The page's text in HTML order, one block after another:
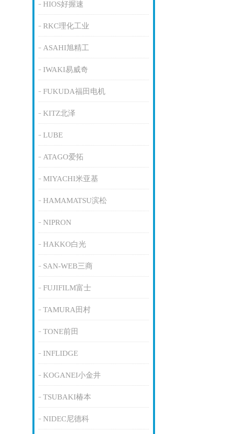
HIOS好握速
RKC理化工业
ASAHI旭精工
IWAKI易威奇
FUKUDA福田电机
KITZ北泽
LUBE
ATAGO爱拓
MIYACHI米亚基
HAMAMATSU滨松
NIPRON
HAKKO白光
SAN-WEB三商
FUJIFILM富士
TAMURA田村
TONE前田
INFLIDGE
KOGANEI小金井
TSUBAKI椿本
NIDEC尼德科